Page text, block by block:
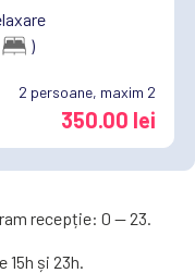
)
2 persoane, maxim 2
350.00 lei
recepție: 0 — 23.
și 23h.